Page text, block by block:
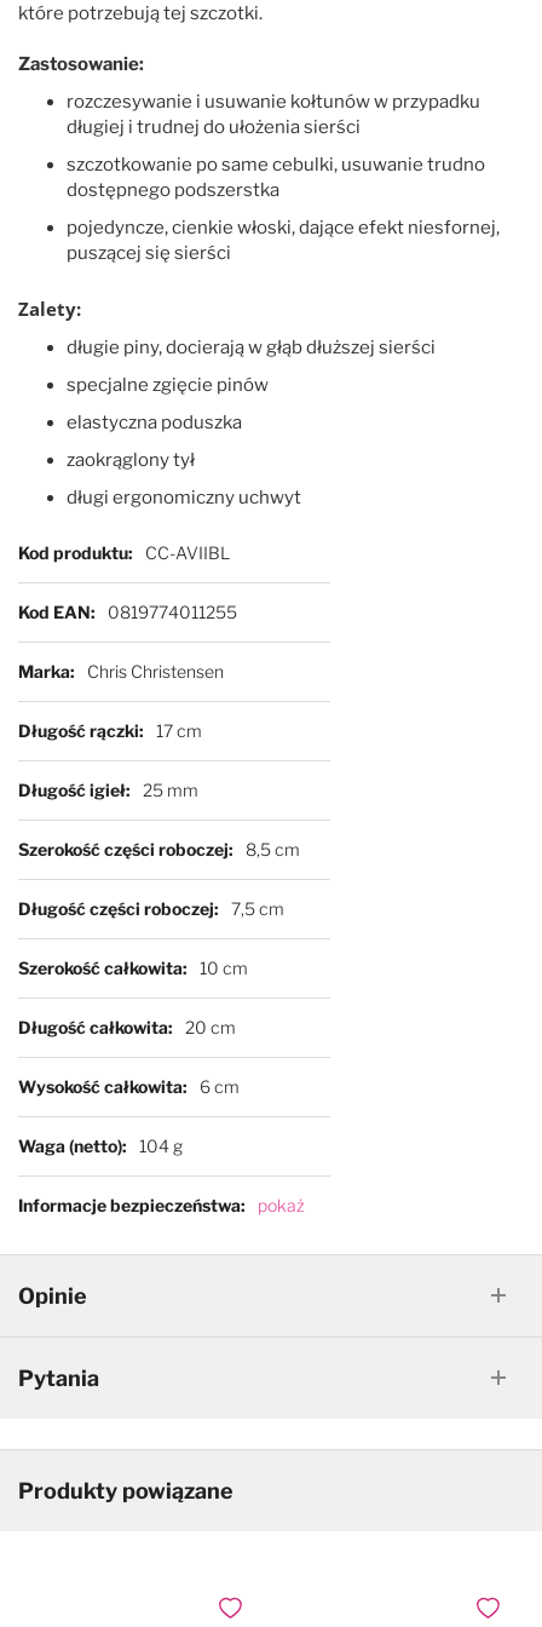
które potrzebują tej szczotki.
Zastosowanie:
rozczesywanie i usuwanie kołtunów w przypadku
długiej i trudnej do ułożenia sierści
szczotkowanie po same cebulki, usuwanie trudno
dostępnego podszerstka
pojedyncze, cienkie włoski, dające efekt niesfornej,
puszącej się sierści
Zalety:
długie piny, docierają w głąb dłuższej sierści
specjalne zgięcie pinów
elastyczna poduszka
zaokrąglony tył
długi ergonomiczny uchwyt
Więcej informacji
Kod produktu CC-AVIIBL
Kod EAN 0819774011255
Marka Chris Christensen
Długość rączki 17 cm
Długość igieł 25 mm
Szerokość części roboczej 8,5 cm
Długość części roboczej 7,5 cm
Szerokość całkowita 10 cm
Długość całkowita 20 cm
Wysokość całkowita 6 cm
Waga (netto) 104 g
Informacje bezpieczeństwa pokaż
Opinie
Pytania
Produkty powiązane
Dodaj do ulubionych Dodaj